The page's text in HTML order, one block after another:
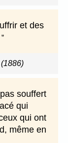
et des
souffert
qui
qui ont
même en